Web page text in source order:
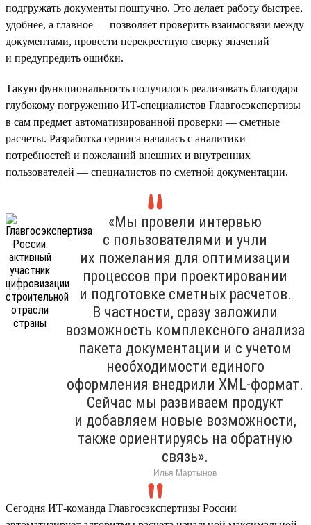
подгружать документы поштучно. Это делает работу быстрее,
удобнее, а главное — позволяет проверить взаимосвязи между
документами, провести перекрестную сверку значений
и предупредить ошибки.
Такую функциональность получилось реализовать благодаря
глубокому погружению ИТ-специалистов Главгосэкспертизы
в сам предмет автоматизированной проверки — сметные
расчеты. Разработка сервиса началась с аналитики
потребностей и пожеланий внешних и внутренних
пользователей — специалистов по сметной документации.
«Мы провели интервью
с пользователями и учли
их пожелания для оптимизации
процессов при проектировании
и подготовке сметных расчетов.
В частности, сразу заложили
возможность комплексного анализа
пакета документации и с учетом
необходимости единого
оформления внедрили XML-формат.
Сейчас мы развиваем продукт
и добавляем новые возможности,
также ориентируясь на обратную
связь».
Илья Мартынов
Сегодня ИТ-команда Главгосэкспертизы России